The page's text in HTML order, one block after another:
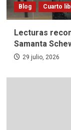
Blog Cuarto
Lecturas
Samanta
29 julio, 2026